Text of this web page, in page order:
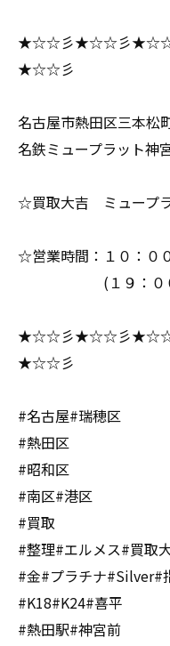
★☆☆彡★☆☆彡
★☆☆彡
名古屋市熱田区三本松
名鉄ミュープラット神
☆買取大吉 ミュープ
☆営業時間：１０：０
(１９：００ ～
★☆☆彡★☆☆彡
★☆☆彡
#名古屋#瑞穂区
#熱田区
#昭和区
#南区#港区
#買取
#整理#エルメス#買取
#金#プラチナ#Silver#
#K18#K24#喜平
#熱田駅#神宮前